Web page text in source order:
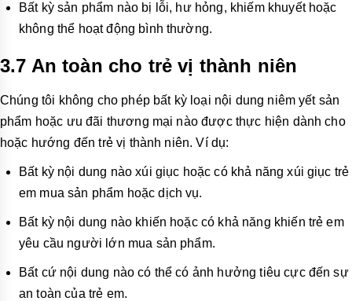
Bất kỳ sản phẩm nào bị lỗi, hư hỏng, khiếm khuyết hoặc
không thể hoạt động bình thường.
3.7 An toàn cho trẻ vị thành niên
Chúng tôi không cho phép bất kỳ loại nội dung niêm yết sản
phẩm hoặc ưu đãi thương mại nào được thực hiện dành cho
hoặc hướng đến trẻ vị thành niên. Ví dụ:
Bất kỳ nội dung nào xúi giục hoặc có khả năng xúi giục trẻ
em mua sản phẩm hoặc dịch vụ.
Bất kỳ nội dung nào khiến hoặc có khả năng khiến trẻ em
yêu cầu người lớn mua sản phẩm.
Bất cứ nội dung nào có thể có ảnh hưởng tiêu cực đến sự
an toàn của trẻ em.